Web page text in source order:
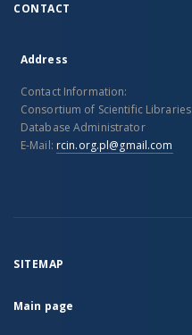
CONTACT
Address
Contact Information:
Consortium of Scientific Libraries
Database Administrator
E-Mail: rcin.org.pl@gmail.com
SITEMAP
Main page